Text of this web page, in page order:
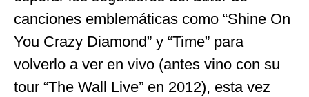
canciones emblemáticas como “Shine On
You Crazy Diamond” y “Time” para
volverlo a ver en vivo (antes vino con su
tour “The Wall Live” en 2012), esta vez